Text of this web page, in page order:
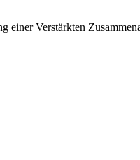
einer Verstärkten